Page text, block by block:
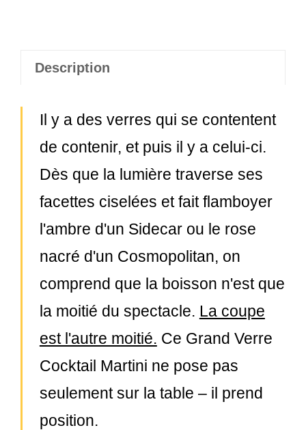
Description
Il y a des verres qui se contentent
de contenir, et puis il y a celui-ci.
Dès que la lumière traverse ses
facettes ciselées et fait flamboyer
l'ambre d'un Sidecar ou le rose
nacré d'un Cosmopolitan, on
comprend que la boisson n'est que
la moitié du spectacle. La coupe
est l'autre moitié. Ce Grand Verre
Cocktail Martini ne pose pas
seulement sur la table – il prend
position.